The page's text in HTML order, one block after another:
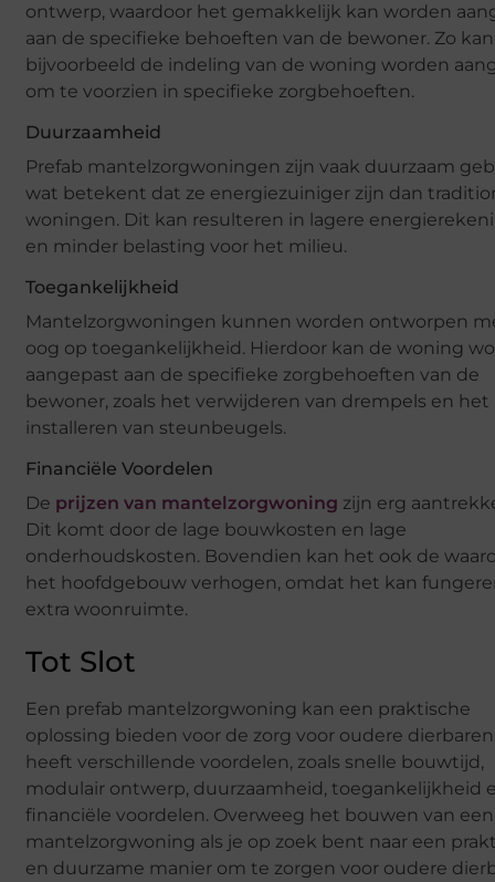
ontwerp, waardoor het gemakkelijk kan worden
aan de specifieke behoeften van de bewoner. Zo kan
bijvoorbeeld de indeling van de woning worden
om te voorzien in specifieke zorgbehoeften.
Duurzaamheid
Prefab mantelzorgwoningen zijn vaak duurzaam
wat betekent dat ze energiezuiniger zijn dan
woningen. Dit kan resulteren in lagere
en minder belasting voor het milieu.
Toegankelijkheid
Mantelzorgwoningen kunnen worden ontworpen
oog op toegankelijkheid. Hierdoor kan de woning
aangepast aan de specifieke zorgbehoeften van de
bewoner, zoals het verwijderen van drempels en het
installeren van steunbeugels.
Financiële Voordelen
De prijzen van mantelzorgwoning zijn erg
Dit komt door de lage bouwkosten en lage
onderhoudskosten. Bovendien kan het ook de
het hoofdgebouw verhogen, omdat het kan
extra woonruimte.
Tot Slot
Een prefab mantelzorgwoning kan een praktische
oplossing bieden voor de zorg voor oudere
heeft verschillende voordelen, zoals snelle bouwtijd,
modulair ontwerp, duurzaamheid, toegankelijkheid
financiële voordelen. Overweeg het bouwen van
mantelzorgwoning als je op zoek bent naar een
en duurzame manier om te zorgen voor oudere